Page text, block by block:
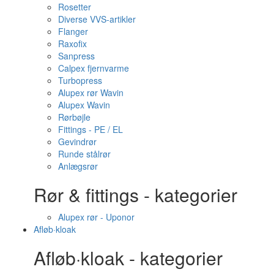
Rosetter
Diverse VVS-artikler
Flanger
Raxofix
Sanpress
Calpex fjernvarme
Turbopress
Alupex rør Wavin
Alupex Wavin
Rørbøjle
Fittings - PE / EL
Gevindrør
Runde stålrør
Anlægsrør
Rør & fittings - kategorier
Alupex rør - Uponor
Afløb·kloak
Afløb·kloak - kategorier